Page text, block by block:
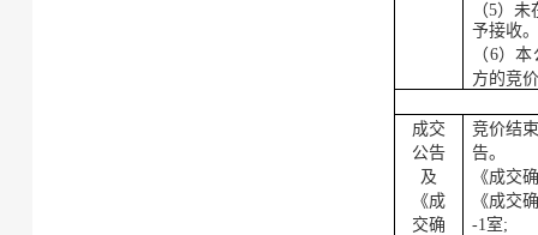
（5）未
予接收
（6）本
方的竞
成交
公告
及
《成
交确
竞价结
告。
《成交
《成交
-1室;